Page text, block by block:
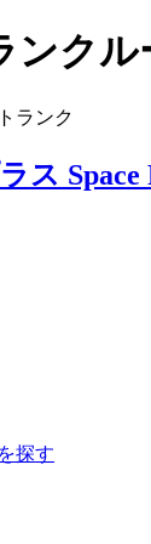
ンク
ランク
探す